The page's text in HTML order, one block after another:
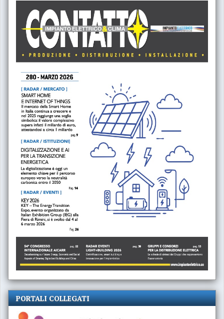
PORTALI COLLEGATI